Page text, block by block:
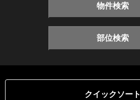
物件検索
部位検索
クイックソート